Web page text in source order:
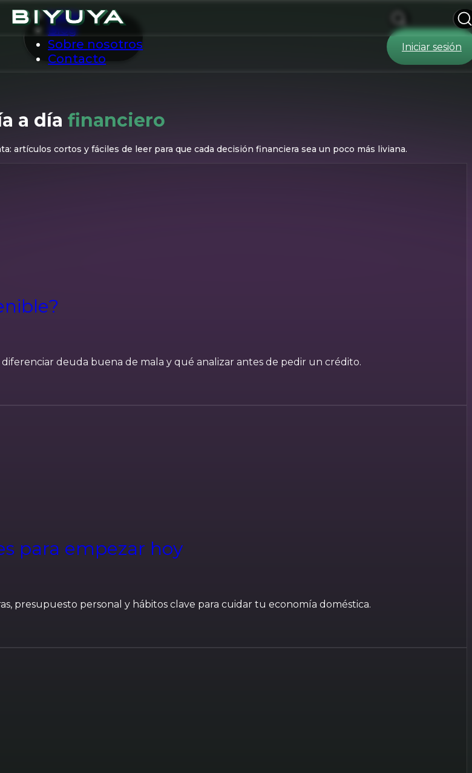
Inicio
Blog
Sobre nosotros
Contacto
Iniciar sesión
a día financiero
artículos cortos y fáciles de leer para que cada decisión financiera sea un poco más liviana.
deuda buena de mala y qué analizar antes de pedir un crédito.
para empezar hoy
presupuesto personal y hábitos clave para cuidar tu economía doméstica.